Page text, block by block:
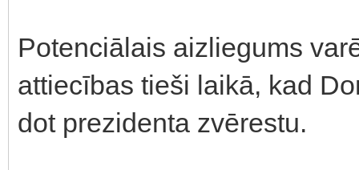
Potenciālais aizliegums
attiecības tieši laikā, kad
dot prezidenta zvērestu.